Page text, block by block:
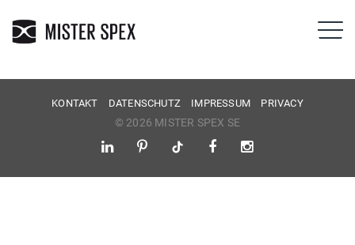
KONTAKT DATENSCHUTZ IMPRESSUM PRIVACY
© 2026 MISTER SPEX SE